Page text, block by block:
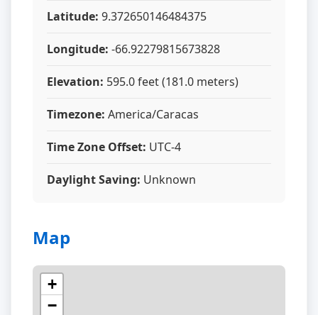
Latitude: 9.372650146484375
Longitude: -66.92279815673828
Elevation: 595.0 feet (181.0 meters)
Timezone: America/Caracas
Time Zone Offset: UTC-4
Daylight Saving: Unknown
Map
+
−